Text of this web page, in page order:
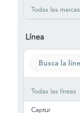
Todas las marcas
Línea
Todas las líneas
Captur